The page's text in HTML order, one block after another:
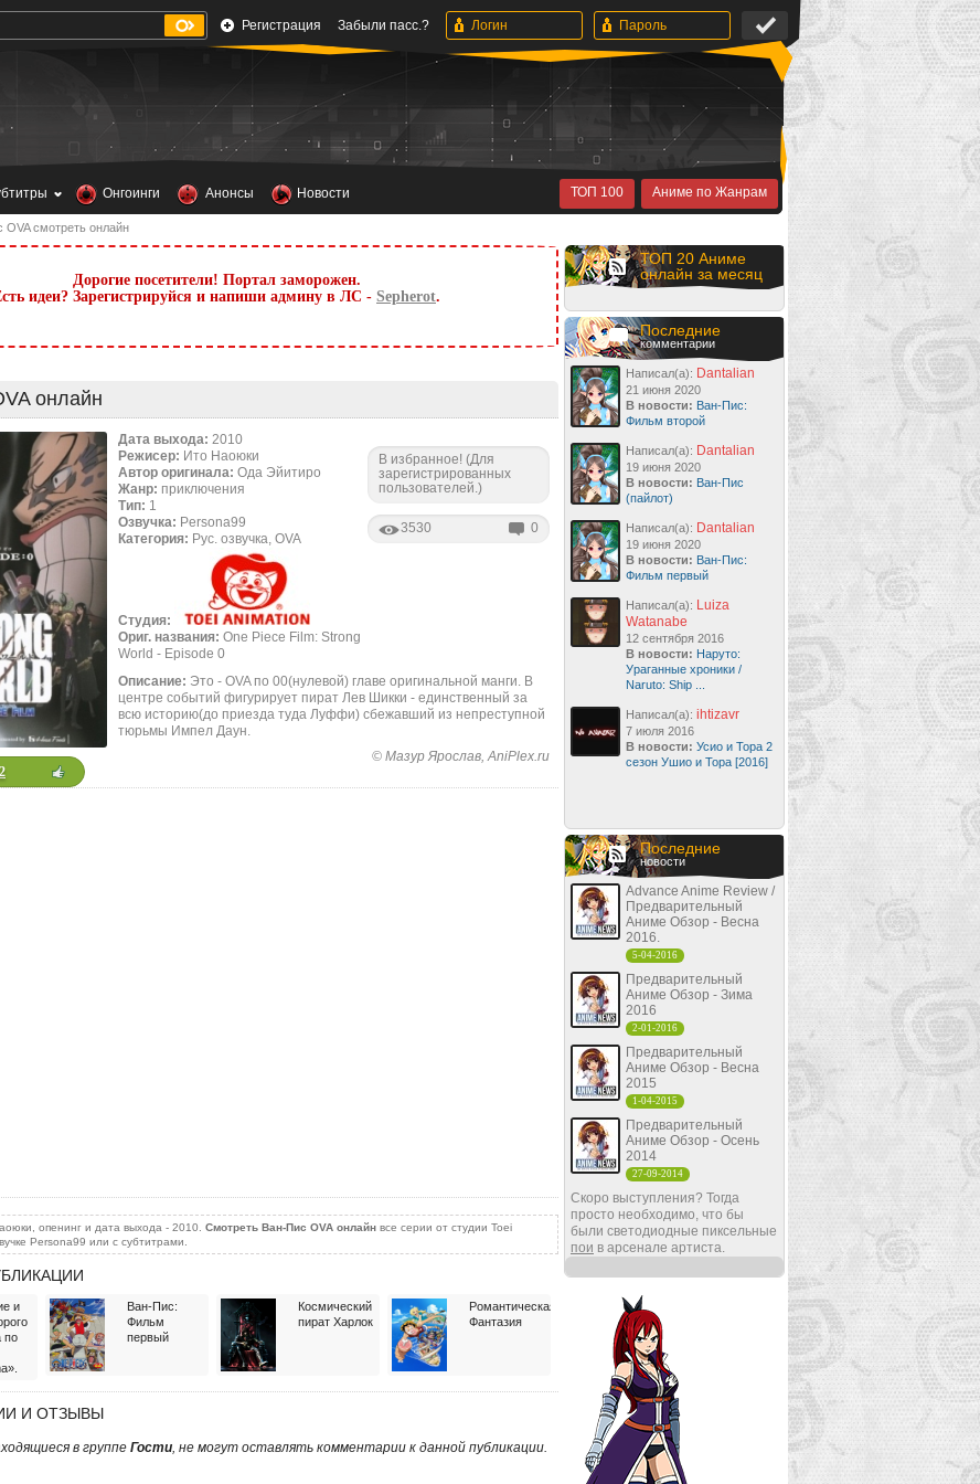
Регистрация Забыли пасс.?
Онгоинги Анонсы Новости ТОП 100 Аниме по Жанрам
OVA смотреть онлайн
ТОП 20 Аниме
онлайн за месяц
Последние
комментарии
Написал(а): Dantalian
21 июня 2020
В новости: Ван-Пис:
Фильм второй
Написал(а): Dantalian
19 июня 2020
В новости: Ван-Пис
(пайлот)
Написал(а): Dantalian
19 июня 2020
В новости: Ван-Пис:
Фильм первый
Написал(а): Luiza
Watanabe
12 сентября 2016
В новости: Наруто:
Ураганные хроники /
Naruto: Ship ...
Написал(а): ihtizavr
7 июля 2016
В новости: Усио и Тора 2
сезон Ушио и Тора [2016]
Последние
новости
Advance Anime Review /
Предварительный
Аниме Обзор - Весна
2016.
5-04-2016
Предварительный
Аниме Обзор - Зима
2016
2-01-2016
Предварительный
Аниме Обзор - Весна
2015
1-04-2015
Предварительный
Аниме Обзор - Осень
2014
27-09-2014
Скоро выступления? Тогда
просто необходимо, что бы
были светодиодные пиксельные
пои в арсенале артиста.
Дорогие посетители! Портал заморожен.
идеи? Зарегистрируйся и напиши админу в ЛС - Sepherot.
онлайн
Дата выхода: 2010
Режисер: Ито Наоюки
Автор оригинала: Ода Эйитиро
Жанр: приключения
Тип: 1
Озвучка: Persona99
Категория: Рус. озвучка, OVA
Студия:
Ориг. названия: One Piece Film: Strong
World - Episode 0
В избранное! (Для
зарегистрированных
пользователей.)
0
3530
Описание: Это - OVA по 00(нулевой) главе оригинальной манги. В
центре событий фигурирует пират Лев Шикки - единственный за
всю историю(до приезда туда Луффи) сбежавший из непреступной
тюрьмы Импел Даун.
© Мазур Ярослав, AniPlex.ru
опенинг и дата выхода - 2010. Смотреть Ван-Пис OVA онлайн все серии от студии Toei
Persona99 или с субтитрами.
и
по
Ван-Пис:
Фильм
первый
Космический
пират Харлок
Романтическая
Фантазия
И ОТЗЫВЫ
в группе Гости, не могут оставлять комментарии к данной публикации.